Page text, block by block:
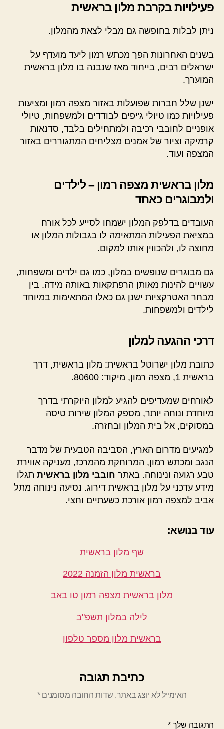
פעילויות בקרבת מלון בראשית
ניתן לבלות בחופשה גם מבלי לצאת מהמלון.
בשנים האחרונות הפך מכתש רמון ליעד מועדף על
ישראלים רבים, בייחוד מאז שנבנה בו מלון בראשית
המוערך.
ישנן שלל חברות שפועלות באזור מצפה רמון ומציעות
פעילויות כמו טיולי ג'יפים לבודדים ולמשפחות, טיולי
אופניים לחובבי רכיבה ולמתחילים בלבד, סדנאות
קרמיקה וציור של אמנים מצליחים המתגוררים באזור
המצפה ועוד.
מלון בראשית מצפה רמון – לילדים
ולמבוגרים כאחד
העובדים בדלפק המלון ישמחו לסייע לכל אורח
במציאת הפעילות המתאימה לו בגבולות המלון או
מחוצה לו, ולהכווין אותו למקום.
גם מבוגרים שנופשים במלון, כמו גם ילדים ומשפחות,
עשויים להינות מאותן הרפתקאות באותה מידה. בין
מבחר האטרקציות ישנן גם כאלו המתאימות במיוחד
לילדים ולמשפחות.
דרכי ההגעה למלון
כתובת מלון ישרוטל בראשית: מלון בראשית, דרך
בראשית 1, מצפה רמון, מיקוד: 80600.
לאורחים שמעדיפים להגיע למלון היוקרתי בדרך
מיוחדת ונוחה יותר, מספק המלון שירות טיסה
במסוקים, אל בית המלון ובחזרה.
למגיעים מדרום הארץ, הסביבה הטבעית של מדבר
הנגב ומכתש רמון, המרוחקת מהמרכז, מעניקה אווירת
טבע רגועה ונינוחה. באתר חובבי מלון בראשית תגלו
מידע עדכני על מלון בראשית דירוג. נסיעה נינוחה מתל
אביב למצפה רמון אורכת כשעתיים וחצי.
עוד בנושא:
שף מלון בראשית
בראשית מלון הזמנה 2022
מלון בראשית מצפה רמון טו באב
לילה במלון תשפ"ב
בראשית מלון מספר טלפון
כתיבת תגובה
האימייל לא יוצג באתר. שדות החובה מסומנים*
התגובה שלך*